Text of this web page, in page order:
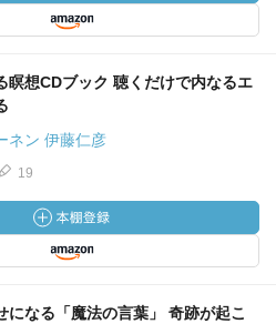
瞑想CDブック 聴くだけで内なるエ
ネン 伊藤仁彦
19
になる「魔法の言葉」 奇跡が起こ